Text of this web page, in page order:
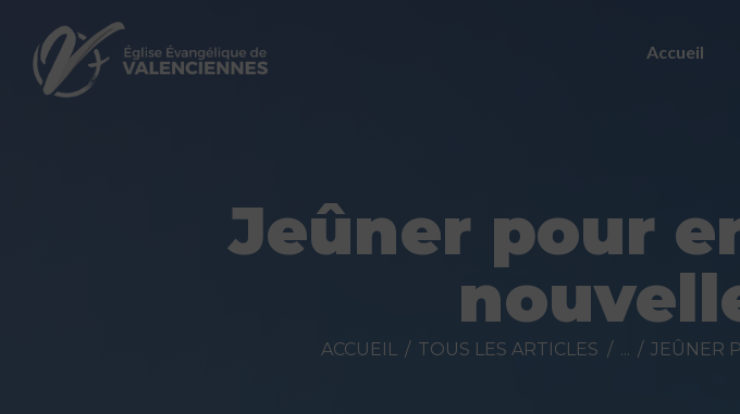
Accueil
Jeûner pour
ACCUEIL TOUS LES ARTICLES ... JEÛNER
NOUS
FAIRE UN